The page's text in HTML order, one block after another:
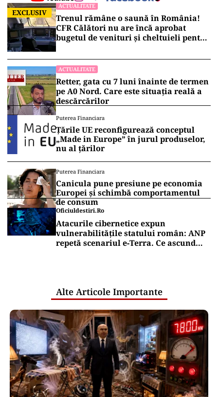
EXCLUSIV
ACTUALITATE
Trenul rămâne o saună în România!
CFR Călători nu are încă aprobat
bugetul de venituri și cheltuieli pentru
ACTUALITATE
Retter, gata cu 7 luni înainte de termen
pe A0 Nord. Care este situația reală a
descărcărilor
Puterea Financiara
Țările UE reconfigurează conceptul
„Made in Europe” în jurul produselor,
nu al țărilor
Puterea Financiara
Canicula pune presiune pe economia
Europei și schimbă comportamentul
de consum
Oficiuldestiri.ro
Atacurile cibernetice expun
vulnerabilitățile statului român: ANP
repetă scenariul e‑Terra. Ce ascund
Alte Articole Importante